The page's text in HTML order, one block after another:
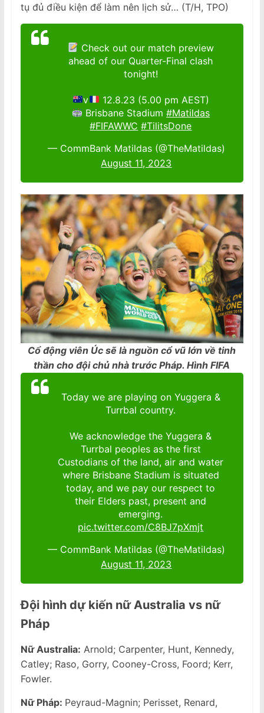
tụ đủ điều kiện để làm nên lịch sử… (T/H, TPO)
Check out our match preview
ahead of our Quarter-Final clash
tonight!
v
12.8.23 (5.00 pm AEST)
Brisbane Stadium#Matildas
#FIFAWWC #TilitsDone
— CommBank Matildas (@TheMatildas)
August 11, 2023
Cổ động viên Úc sẽ là nguồn cổ vũ lớn về tinh
thần cho đội chủ nhà trước Pháp. Hình FIFA
Today we are playing on Yuggera &
Turrbal country.
We acknowledge the Yuggera &
Turrbal peoples as the first
Custodians of the land, air and water
where Brisbane Stadium is situated
today, and we pay our respect to
their Elders past, present and
emerging.
pic.twitter.com/C8BJ7pXmjt
— CommBank Matildas (@TheMatildas)
August 11, 2023
Đội hình dự kiến nữ Australia vs nữ
Pháp
Nữ Australia: Arnold; Carpenter, Hunt, Kennedy,
Catley; Raso, Gorry, Cooney-Cross, Foord; Kerr,
Fowler.
Nữ Pháp: Peyraud-Magnin; Perisset, Renard,